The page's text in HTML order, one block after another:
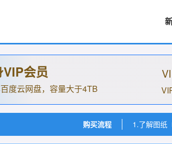
会员
度云网盘，容量大于4TB
购买流程 1.了解图纸